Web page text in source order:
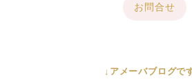
お問合せ
↓アメーバブログで